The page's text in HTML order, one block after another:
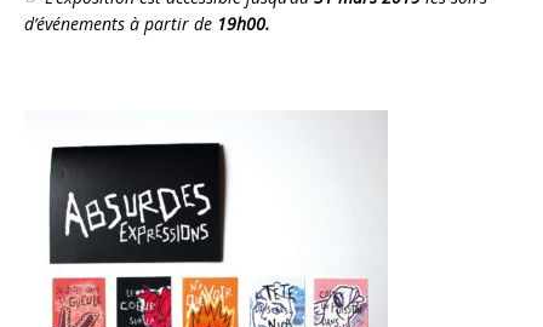
d’événements à partir de 19h00.